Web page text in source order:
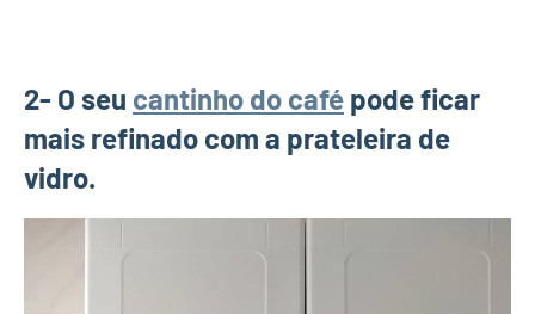
2- O seu cantinho do café pode ficar
mais refinado com a prateleira de
vidro.